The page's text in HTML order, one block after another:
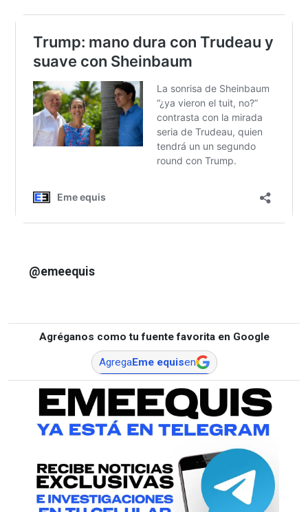
@emeequis
Agréganos como tu fuente favorita en Google
AgregaEme equisen